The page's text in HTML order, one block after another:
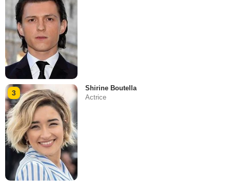
3
Shirine Boutella
Actrice